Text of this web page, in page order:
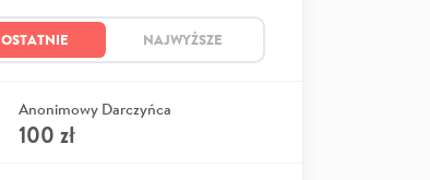
OSTATNIE NAJWYŻSZE
Anonimowy Darczyńca
100 zł